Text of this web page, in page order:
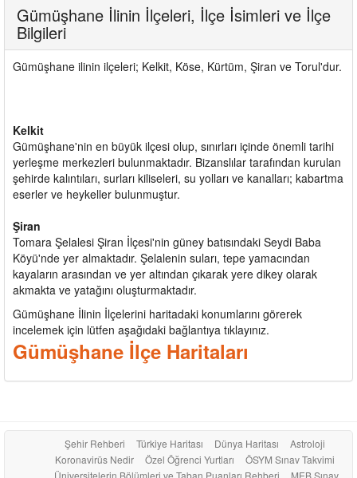
Gümüşhane İlinin İlçeleri, İlçe İsimleri ve İlçe
Bilgileri
Gümüşhane ilinin ilçeleri; Kelkit, Köse, Kürtüm, Şiran ve Torul'dur.
Kelkit
Gümüşhane'nin en büyük ilçesi olup, sınırları içinde önemli tarihi
yerleşme merkezleri bulunmaktadır. Bizanslılar tarafından kurulan
şehirde kalıntıları, surları kiliseleri, su yolları ve kanalları; kabartma
eserler ve heykeller bulunmuştur.
Şiran
Tomara Şelalesi Şiran İlçesi'nin güney batısındaki Seydi Baba
Köyü'nde yer almaktadır. Şelalenin suları, tepe yamacından
kayaların arasından ve yer altından çıkarak yere dikey olarak
akmakta ve yatağını oluşturmaktadır.
Gümüşhane İlinin İlçelerini haritadaki konumlarını görerek
incelemek için lütfen aşağıdaki bağlantıya tıklayınız.
Gümüşhane İlçe Haritaları
Şehir Rehberi Türkiye Haritası Dünya Haritası
Astroloji
Koronavirüs Nedir
Özel Öğrenci Yurtları
ÖSYM Sınav Takvimi
Üniversitelerin Bölümleri ve Taban Puanları Rehberi
MEB Sınav